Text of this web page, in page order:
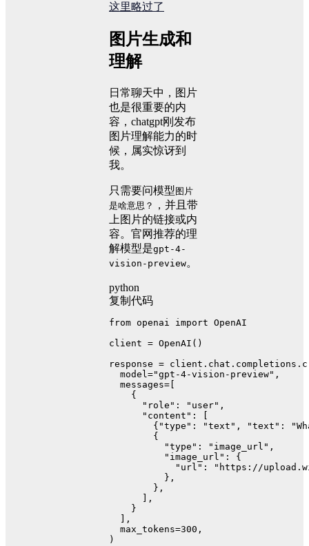
这里略过了
图片生成和
理解
日常聊天中，图片
也是很重要的内
容，chatgpt刚发布
图片理解能力的时
候，属实惊讶到
我。
只需要问模型 图片
是啥意思？
，并且带
上图片的链接或内
容。官网推荐的理
解模型是gpt-4-
vision-preview。
python
复制代码
from openai import OpenAI
client = OpenAI()
response =
  model=
"gpt-4-vision-preview" ,
  messages=[
    {
"role" : "user" ,
"content" : [
        {
"type" : "text" , "text" :
        {
"type" : "image_url" ,
"image_url" : {
"url" :
"https://
          },
        },
      ],
    }
  ],
  max_tokens=
300 ,
)